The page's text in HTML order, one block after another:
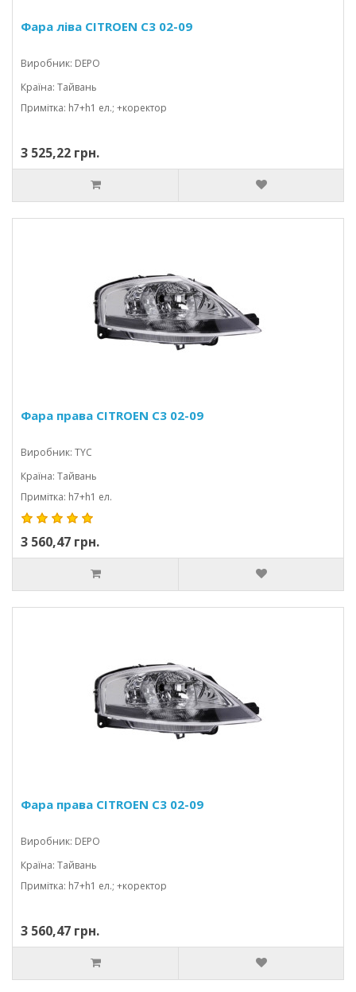
Фара ліва CITROEN C3 02-09
Виробник: DEPO
Країна: Тайвань
Примітка: h7+h1 ел.; +коректор
3 525,22 грн.
Фара права CITROEN C3 02-09
Виробник: TYC
Країна: Тайвань
Примітка: h7+h1 ел.
3 560,47 грн.
Фара права CITROEN C3 02-09
Виробник: DEPO
Країна: Тайвань
Примітка: h7+h1 ел.; +коректор
3 560,47 грн.